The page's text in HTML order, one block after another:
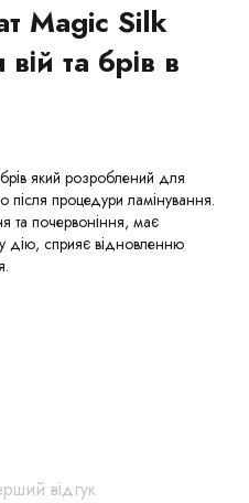
Magic Silk
та брів в
який розроблений для
процедури ламінування.
та почервоніння, має
дію, сприяє відновленню
відгук